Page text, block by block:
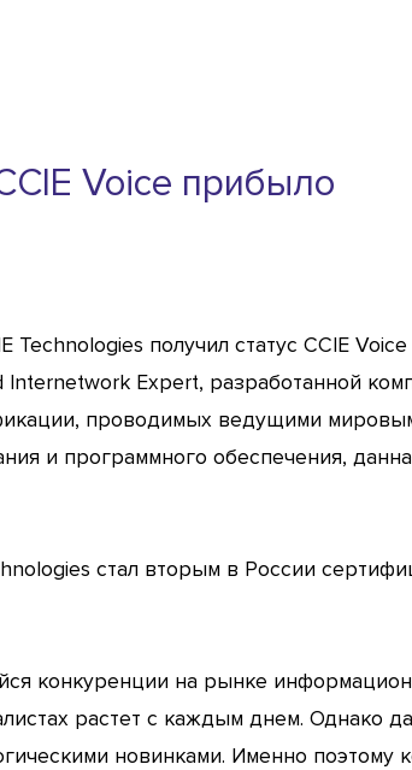
Voice прибыло
получил статус CCIE
Expert, разработанной
проводимых ведущими
и программного обеспечения,
стал вторым в России
конкуренции на рынке
растет с каждым днем. Однако
новинками. Именно